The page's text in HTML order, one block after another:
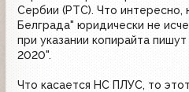
Сербии (РТС). Что интересно,
Белграда" юридически не
при указании копирайта
2020".
Что касается НС ПЛУС, то